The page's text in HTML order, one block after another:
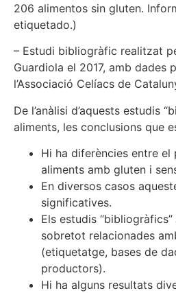
206 alimentos sin gluten.
etiquetado.)
– Estudi bibliogràfic realitzat
Guardiola el 2017, amb dades
l’Associació Celíacs de
De l’anàlisi d’aquests estudis
aliments, les conclusions que
Hi ha diferències entre
aliments amb gluten i
En diversos casos
significatives.
Els estudis
sobretot relacionades
(etiquetatge, bases de
productors).
Hi ha alguns resultats